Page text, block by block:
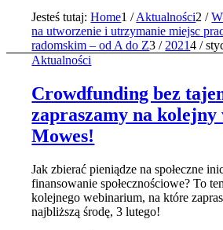
Jesteś tutaj: Home1 / Aktualności2 /
na utworzenie i utrzymanie miejsc
radomskim – od A do Z3 / 20214 /
Aktualności
Crowdfunding bez
zapraszamy na
Mowes!
Jak zbierać pieniądze na społeczne
finansowanie społecznościowe? To
kolejnego webinarium, na które
najbliższą środę, 3 lutego!